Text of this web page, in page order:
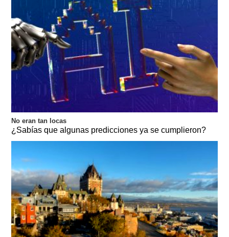
No eran tan locas
¿Sabías que algunas predicciones ya se cumplieron?